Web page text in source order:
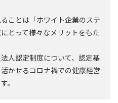
ことは「ホワイト企業のステ
とって様々なメリットをもた
人認定制度について、認定基
かせるコロナ禍での健康経営
。